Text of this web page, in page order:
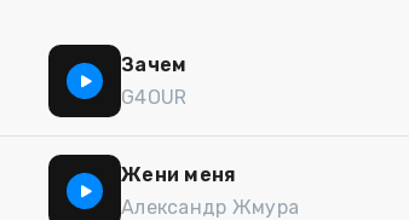
Зачем
G4OUR
Жени меня
Александр Жмура